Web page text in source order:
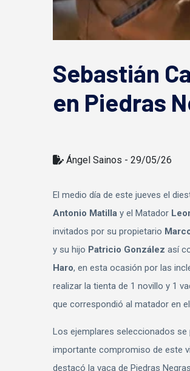
Sebastián
en Piedras
Ángel Sainos - 29/05/26
El medio día de este jueves el
Antonio Matilla y el Matador
invitados por su propietario
y su hijo Patricio González así
Haro, en esta ocasión por las
realizar la tienta de 1 novillo y 1
que correspondió al matador en
Los ejemplares seleccionados
importante compromiso de este
destacó la vaca de Piedras